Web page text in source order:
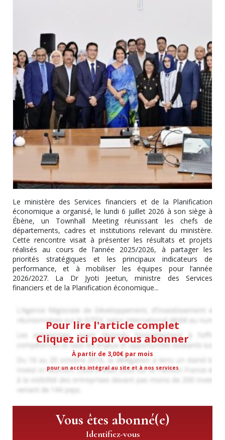
Le ministère des Services financiers et de la Planification
économique a organisé, le lundi 6 juillet 2026 à son siège à
Ébène, un Townhall Meeting réunissant les chefs de
départements, cadres et institutions relevant du ministère.
Cette rencontre visait à présenter les résultats et projets
réalisés au cours de l’année 2025/2026, à partager les
priorités stratégiques et les principaux indicateurs de
performance, et à mobiliser les équipes pour l’année
2026/2027. La Dr Jyoti Jeetun, ministre des Services
financiers et de la Planification économique...
Pour lire l'article complet
Cliquez ici pour vous abonner
À partir de 3,00€ par mois
pour un accès intégral au site et à nos services
Vous êtes abonné(e)
Identifiez-vous